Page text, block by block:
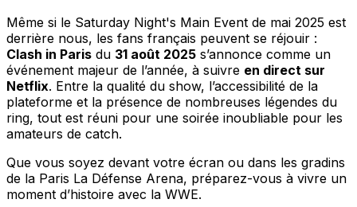
Même si le Saturday Night's Main Event de mai 2025 est
derrière nous, les fans français peuvent se réjouir :
Clash in Paris du 31 août 2025 s’annonce comme un
événement majeur de l’année, à suivre en direct sur
Netflix. Entre la qualité du show, l’accessibilité de la
plateforme et la présence de nombreuses légendes du
ring, tout est réuni pour une soirée inoubliable pour les
amateurs de catch.
Que vous soyez devant votre écran ou dans les gradins
de la Paris La Défense Arena, préparez-vous à vivre un
moment d’histoire avec la WWE.